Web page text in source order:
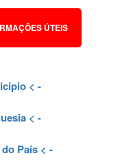
ÚTEIS
< -
< -
País < -